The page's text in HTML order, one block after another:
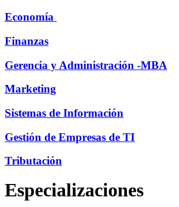
Economía
Finanzas
Gerencia y Administración -MBA
Marketing
Sistemas de Información
Gestión de Empresas de TI
Tributación
Especializaciones